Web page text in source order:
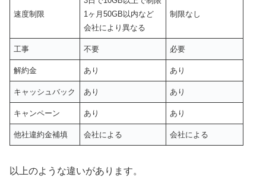
速度制限
1ヶ月50GB以内など
会社により異なる
制限なし
工事 不要 必要
解約金 あり あり
キャッシュバック あり あり
キャンペーン あり あり
他社違約金補填 会社による 会社による
以上のような違いがあります。